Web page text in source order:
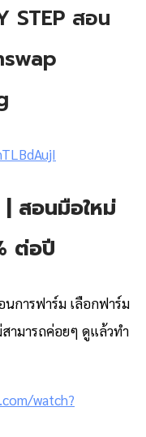
STEP สอน
สอนมือใหม่
ต่อปี
นการฟาร์ม เลือกฟาร์ม
สามารถค่อยๆ ดูแล้วทำ
watch?